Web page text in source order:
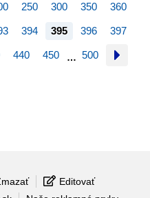
250 300 350 360
394 395 396 397
440 450 … 500
Editovať